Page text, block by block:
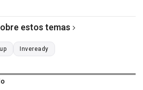
estos temas
Inveready